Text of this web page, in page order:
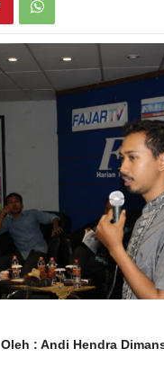
Oleh : Andi Hendra